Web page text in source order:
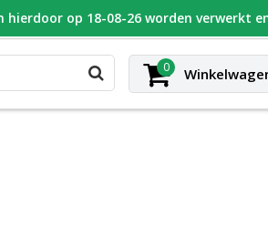
Blog
0
op 18-08-26 worden verwerkt